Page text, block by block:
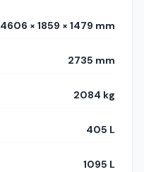
4606 × 1859 × 1479 mm
2735 mm
2084 kg
405 L
1095 L